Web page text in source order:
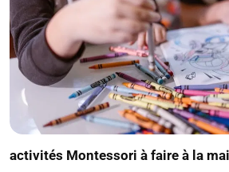
activités Montessori à faire à la